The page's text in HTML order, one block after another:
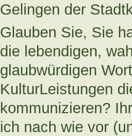
Gelingen der
Glauben Sie, Sie
die lebendigen,
glaubwürdigen
KulturLeistungen
kommunizieren?
ich nach wie vor